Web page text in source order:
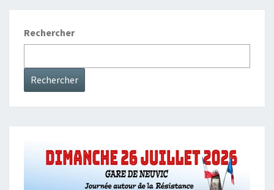
Rechercher
Rechercher